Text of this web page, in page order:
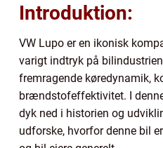
Introduktion:
VW Lupo er en ikonisk
varigt indtryk på
fremragende køredynamik,
brændstofeffektivitet. I
dyk ned i historien og
udforske, hvorfor denne bil